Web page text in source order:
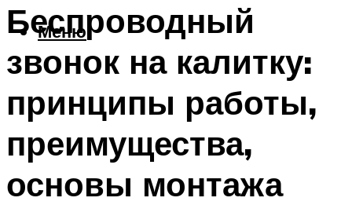
Меню
Беспроводный
звонок на калитку:
принципы работы,
преимущества,
основы монтажа